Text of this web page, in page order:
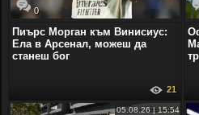
0
Пиърс Морган към Винисиус:
Ела в Арсенал, можеш да
станеш бог
21
05.08.26 | 15:54